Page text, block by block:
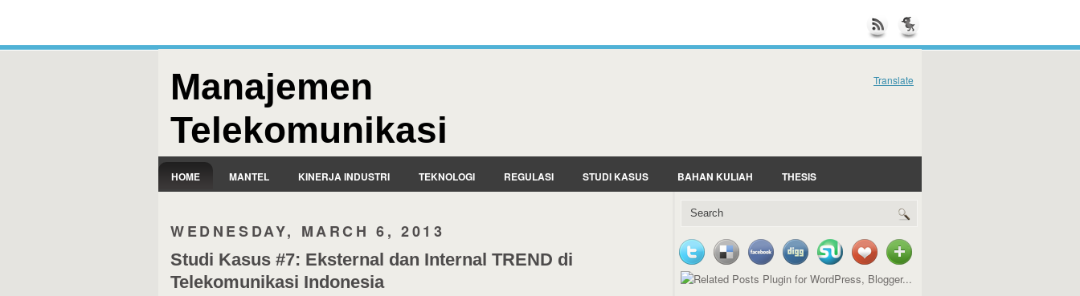
Manajemen
Telekomunikasi
Translate
HOME MANTEL KINERJA INDUSTRI TEKNOLOGI REGULASI STUDI KASUS BAHAN KULIAH THESIS
WEDNESDAY, MARCH 6, 2013
Studi Kasus #7: Eksternal dan Internal TREND di
Telekomunikasi Indonesia